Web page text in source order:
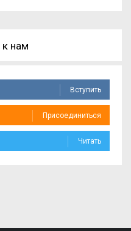
к нам
Вступить
Присоединиться
Читать